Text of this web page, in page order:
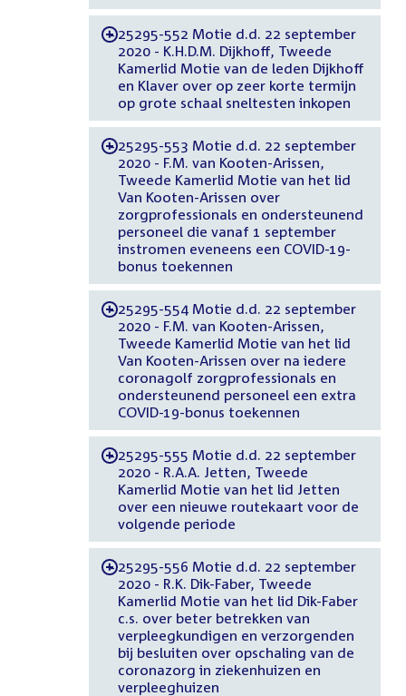
-25295-552 Motie d.d. 22 september
2020 - K.H.D.M. Dijkhoff, Tweede
Kamerlid Motie van de leden Dijkhoff
en Klaver over op zeer korte termijn
op grote schaal sneltesten inkopen
-25295-553 Motie d.d. 22 september
2020 - F.M. van Kooten-Arissen,
Tweede Kamerlid Motie van het lid
Van Kooten-Arissen over
zorgprofessionals en ondersteunend
personeel die vanaf 1 september
instromen eveneens een COVID-19-
bonus toekennen
-25295-554 Motie d.d. 22 september
2020 - F.M. van Kooten-Arissen,
Tweede Kamerlid Motie van het lid
Van Kooten-Arissen over na iedere
coronagolf zorgprofessionals en
ondersteunend personeel een extra
COVID-19-bonus toekennen
-25295-555 Motie d.d. 22 september
2020 - R.A.A. Jetten, Tweede
Kamerlid Motie van het lid Jetten
over een nieuwe routekaart voor de
volgende periode
-25295-556 Motie d.d. 22 september
2020 - R.K. Dik-Faber, Tweede
Kamerlid Motie van het lid Dik-Faber
c.s. over beter betrekken van
verpleegkundigen en verzorgenden
bij besluiten over opschaling van de
coronazorg in ziekenhuizen en
verpleeghuizen